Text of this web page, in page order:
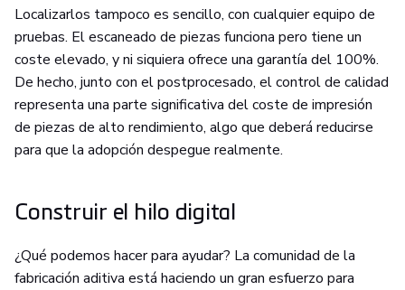
Localizarlos tampoco es sencillo, con cualquier equipo de
pruebas. El escaneado de piezas funciona pero tiene un
coste elevado, y ni siquiera ofrece una garantía del 100%.
De hecho, junto con el postprocesado, el control de calidad
representa una parte significativa del coste de impresión
de piezas de alto rendimiento, algo que deberá reducirse
para que la adopción despegue realmente.
Construir el hilo digital
¿Qué podemos hacer para ayudar? La comunidad de la
fabricación aditiva está haciendo un gran esfuerzo para